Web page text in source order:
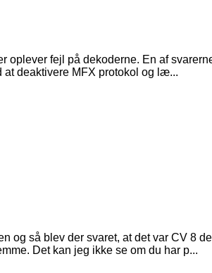
oplever fejl på dekoderne. En af
at deaktivere MFX protokol og læ...
og så blev der svaret, at det var CV 8
Det kan jeg ikke se om du har p...